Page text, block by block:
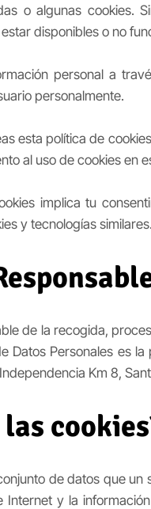
o algunas cookies.
disponibles o no
personal a
personalmente.
esta política de
al uso de cookies en
implica tu
y tecnologías similares.
de la recogida,
Datos Personales es
Km 8,
las
de datos que
Internet y la